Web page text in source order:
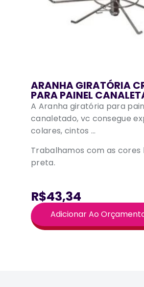
ARANHA GIRATÓRIA
PARA PAINEL
A Aranha giratória para
canaletado, vc consegue
colares, cintos …
Trabalhamos com as cores
preta.
R$43,34
Adicionar Ao